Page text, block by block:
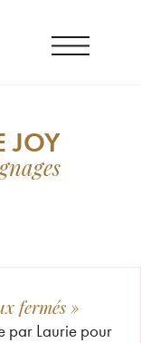
JOY
fermés »
par Laurie pour